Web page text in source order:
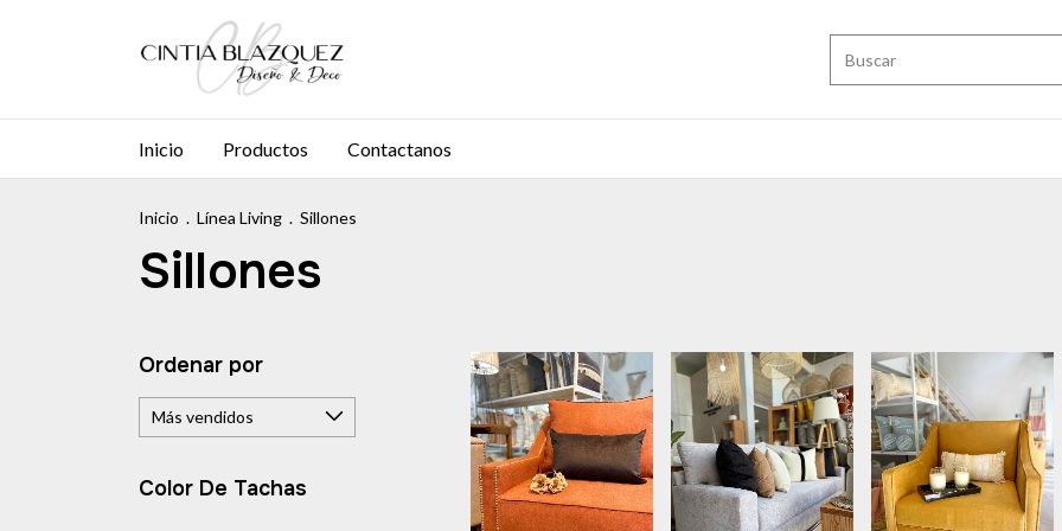
Inicio Productos Contactanos
Inicio . Línea Living . Sillones
Sillones
Ordenar por
Color De Tachas